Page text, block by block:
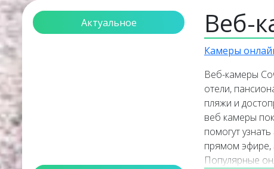
Актуальное
Веб-
Камеры
Веб-камеры
отели,
пляжи и
веб камеры
помогут
прямом эфире,
Популярные